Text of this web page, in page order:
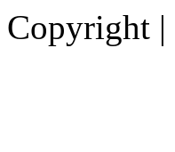
Copyright |